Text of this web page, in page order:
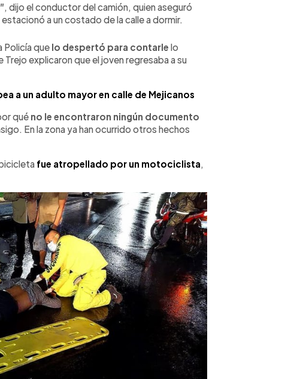
, dijo el conductor del camión, quien aseguró
a un costado de la calle a dormir.
Policía que lo despertó para contarle lo
explicaron que el joven regresaba a su
a un adulto mayor en calle de Mejicanos
qué no le encontraron ningún documento
En la zona ya han ocurrido otros hechos
fue atropellado por un motociclista